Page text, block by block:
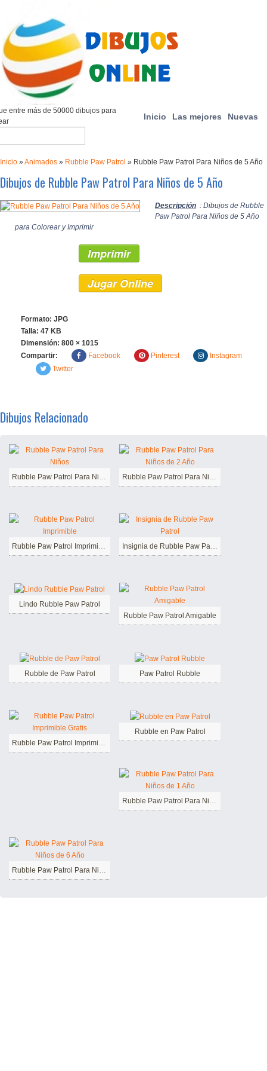
Inicio Las mejores Nuevas
entre más de 50000 dibujos para
Inicio »Animados » Rubble Paw Patrol » Rubble Paw Patrol Para Niños de 5 Año
Dibujos de Rubble Paw Patrol Para Niños de 5 Año
Descripción : Dibujos de Rubble
Paw Patrol Para Niños de 5 Año
para Colorear y Imprimir
Imprimir
Jugar Online
Formato: JPG
Talla: 47 KB
Dimensión: 800 × 1015
Compartir:
Facebook Pinterest
Instagram
Twitter
Dibujos Relacionado
Rubble Paw Patrol Para Niños Rubble Paw Patrol Para Niños de 2 Año
Rubble Paw Patrol Imprimible Insignia de Rubble Paw Patrol
Lindo Rubble Paw Patrol
Rubble Paw Patrol Amigable
Rubble de Paw Patrol Paw Patrol Rubble
Rubble Paw Patrol Imprimible Gratis
Rubble en Paw Patrol